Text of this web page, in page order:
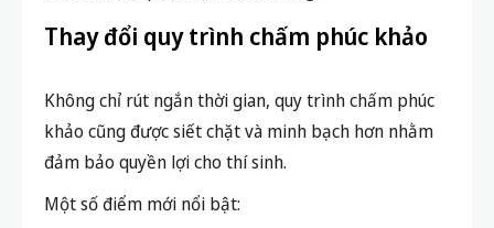
Thay đổi quy trình chấm phúc khảo
Không chỉ rút ngắn thời gian, quy trình chấm phúc
khảo cũng được siết chặt và minh bạch hơn nhằm
đảm bảo quyền lợi cho thí sinh.
Một số điểm mới nổi bật: